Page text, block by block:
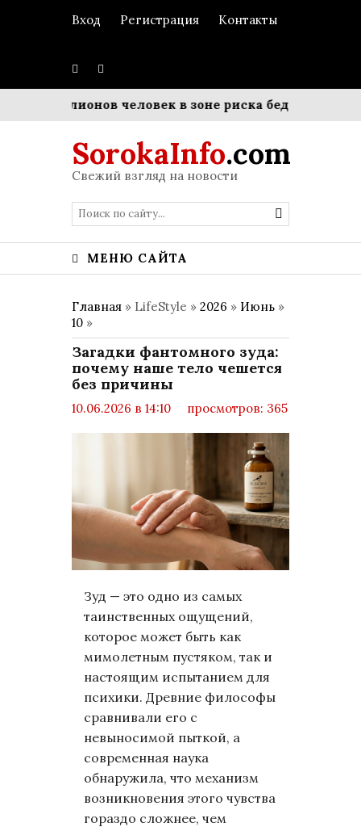
Вход Регистрация Контакты
миллионов человек в зоне риска бедности
SorokaInfo.com
Свежий взгляд на новости
МЕНЮ САЙТА
Главная » LifeStyle » 2026 » Июнь »
10 »
Загадки фантомного зуда:
почему наше тело чешется
без причины
10.06.2026 в 14:10
просмотров: 365
Зуд — это одно из самых
таинственных ощущений,
которое может быть как
мимолетным пустяком, так и
настоящим испытанием для
психики. Древние философы
сравнивали его с
невыносимой пыткой, а
современная наука
обнаружила, что механизм
возникновения этого чувства
гораздо сложнее, чем